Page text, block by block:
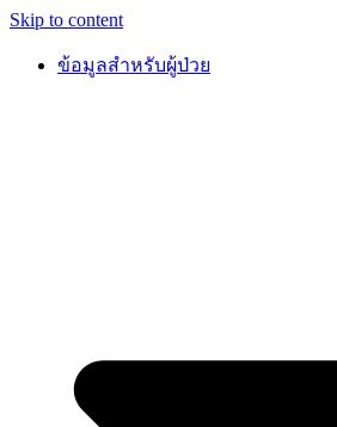
Skip to content
ข้อมูลสำหรับผู้ป่วย